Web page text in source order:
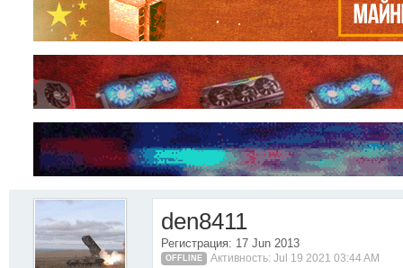
den8411
Регистрация: 17 Jun 2013
OFFLINE Активность: Jul 19 2021 03:44 AM